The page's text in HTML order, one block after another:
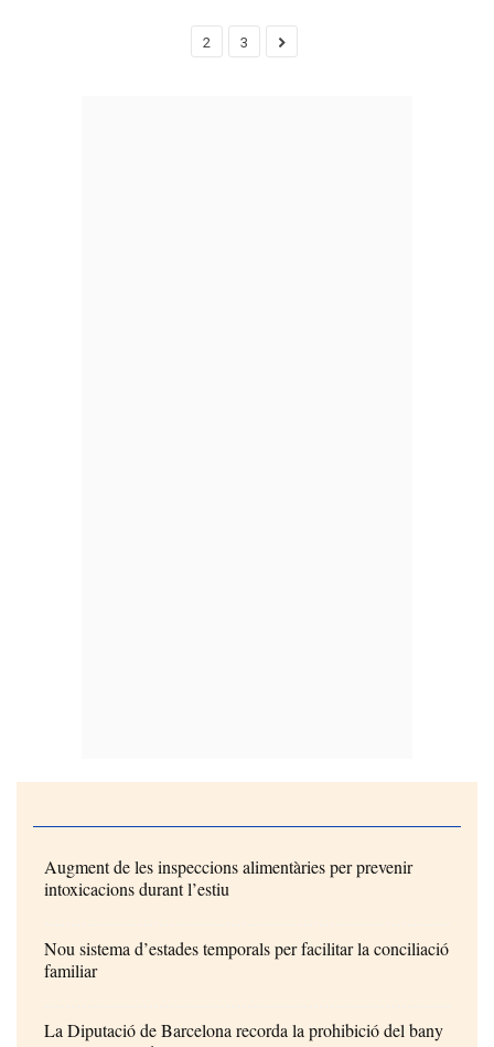
2 3
Augment de les inspeccions alimentàries per prevenir
intoxicacions durant l’estiu
Nou sistema d’estades temporals per facilitar la conciliació
familiar
La Diputació de Barcelona recorda la prohibició del bany